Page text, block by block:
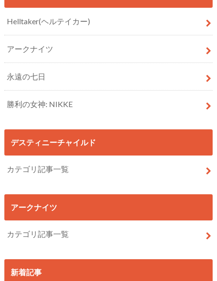
Helltaker(ヘルテイカー)
アークナイツ
永遠の七日
勝利の女神: NIKKE
デスティニーチャイルド
カテゴリ記事一覧
アークナイツ
カテゴリ記事一覧
新着記事